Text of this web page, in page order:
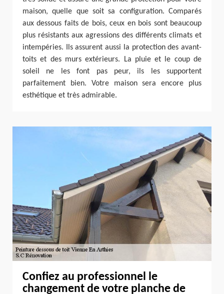
maison, quelle que soit sa configuration. Comparés
aux dessous faits de bois, ceux en bois sont beaucoup
plus résistants aux agressions des différents climats et
intempéries. Ils assurent aussi la protection des avant-
toits et des murs extérieurs. La pluie et le coup de
soleil ne les font pas peur, ils les supportent
parfaitement bien. Votre maison sera encore plus
esthétique et très admirable.
Confiez au professionnel le
changement de votre planche de